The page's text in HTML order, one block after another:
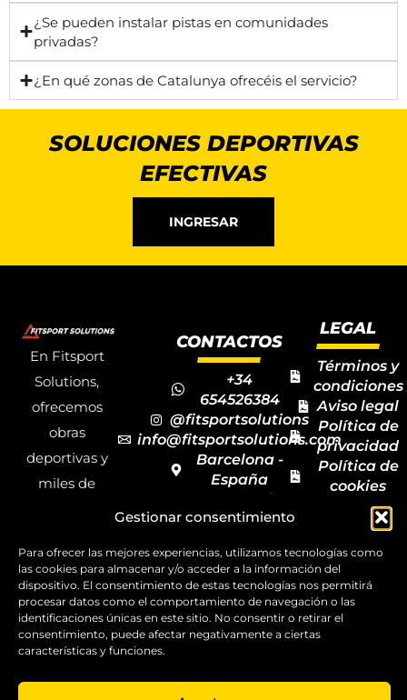
Gestionar consentimiento
Para ofrecer las mejores experiencias, utilizamos tecnologías como
las cookies para almacenar y/o acceder a la información del
dispositivo. El consentimiento de estas tecnologías nos permitirá
procesar datos como el comportamiento de navegación o las
identificaciones únicas en este sitio. No consentir o retirar el
consentimiento, puede afectar negativamente a ciertas
características y funciones.
¿Se pueden instalar pistas en comunidades
privadas?
¿En qué zonas de Catalunya ofrecéis el servicio?
SOLUCIONES DEPORTIVAS
EFECTIVAS
INGRESAR
En Fitsport
Solutions,
ofrecemos
obras
deportivas y
miles de
deportivos
para todas las
disciplinas,
garantizando
la calidad y el
servicio.
CONTACTOS
+34
654526384
@fitsportsolutions
info@fitsportsolutions.com
Barcelona -
España
Formulario
de contacto
LEGAL
Términos y
condiciones
Aviso legal
Política de
privacidad
Política de
cookies
Mapa del